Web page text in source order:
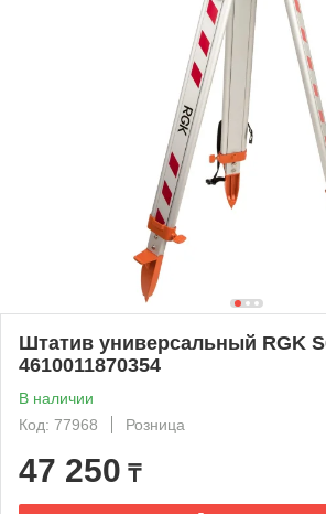
Штатив универсальный RGK
4610011870354
В наличии
Код: 77968
Розница
47 250 ₸